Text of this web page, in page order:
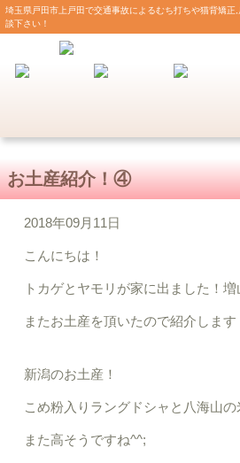
埼玉県戸田市上戸田で交通事故によるむち打ちや猫背矯
談下さい！
お土産紹介！④
2018年09月11日
こんにちは！
トカゲとヤモリが家に出ました！増
またお土産を頂いたので紹介します
新潟のお土産！
こめ粉入りラングドシャと八海山の
また高そうですね^^;